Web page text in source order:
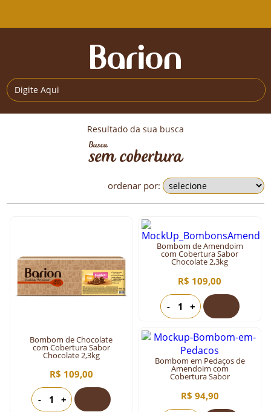
Resultado da sua busca
sem cobertura
ordenar por:
Bombom de Chocolate
com Cobertura Sabor
Chocolate 2,3kg
R$ 109,00
- +
Bombom de Amendoim
com Cobertura Sabor
Chocolate 2,3kg
R$ 109,00
- +
Bombom em Pedaços de
Amendoim com
Cobertura Sabor
R$ 94,90